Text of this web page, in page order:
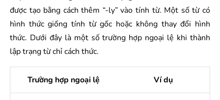
được tạo bằng cách thêm “-ly” vào tính từ. Một số từ có
hình thức giống tính từ gốc hoặc không thay đổi hình
thức. Dưới đây là một số trường hợp ngoại lệ khi thành
lập trạng từ chỉ cách thức.
Trường hợp ngoại lệ Ví dụ